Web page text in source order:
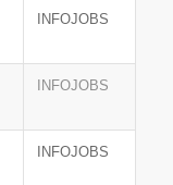
INFOJOBS
INFOJOBS
INFOJOBS